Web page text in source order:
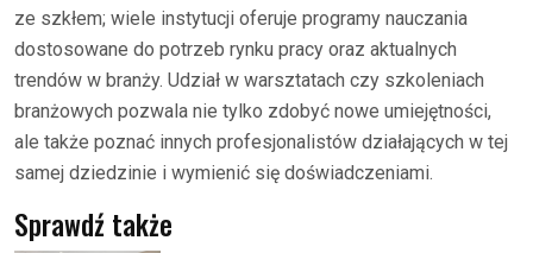
ze szkłem; wiele instytucji oferuje programy nauczania
dostosowane do potrzeb rynku pracy oraz aktualnych
trendów w branży. Udział w warsztatach czy szkoleniach
branżowych pozwala nie tylko zdobyć nowe umiejętności,
ale także poznać innych profesjonalistów działających w tej
samej dziedzinie i wymienić się doświadczeniami.
Sprawdź także